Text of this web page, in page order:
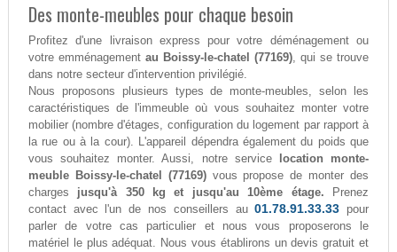
Des monte-meubles pour chaque besoin
Profitez d'une livraison express pour votre déménagement ou
votre emménagement au Boissy-le-chatel (77169), qui se trouve
dans notre secteur d'intervention privilégié.
Nous proposons plusieurs types de monte-meubles, selon les
caractéristiques de l'immeuble où vous souhaitez monter votre
mobilier (nombre d'étages, configuration du logement par rapport à
la rue ou à la cour). L'appareil dépendra également du poids que
vous souhaitez monter. Aussi, notre service
location monte-
meuble Boissy-le-chatel (77169)vous propose de monter des
charges jusqu'à 350 kg et jusqu'au 10ème étage. Prenez
contact avec l'un de nos conseillers au01.78.91.33.33 pour
parler de votre cas particulier et nous vous proposerons le
matériel le plus adéquat. Nous vous établirons un devis gratuit et